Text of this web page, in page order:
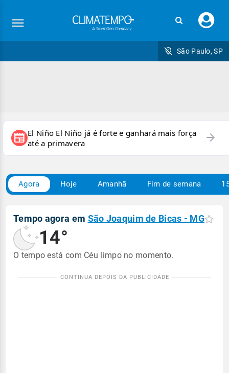
seu
São Paulo, SP
newspaper El Niño El Niño já é forte e ganhará mais força
até a primavera
arrow_forward
Agora Hoje Amanhã Fim de semana
Tempo agora em São Joaquim de Bicas - MG
14°
O tempo está com Céu limpo no momento.